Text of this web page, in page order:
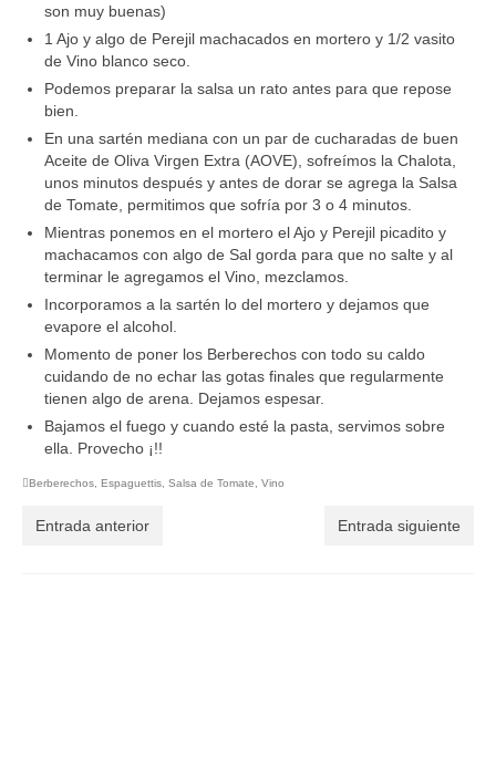
son muy buenas)
1 Ajo y algo de Perejil machacados en mortero y 1/2 vasito
de Vino blanco seco.
Podemos preparar la salsa un rato antes para que repose
bien.
En una sartén mediana con un par de cucharadas de buen
Aceite de Oliva Virgen Extra (AOVE), sofreímos la Chalota,
unos minutos después y antes de dorar se agrega la Salsa
de Tomate, permitimos que sofría por 3 o 4 minutos.
Mientras ponemos en el mortero el Ajo y Perejil picadito y
machacamos con algo de Sal gorda para que no salte y al
terminar le agregamos el Vino, mezclamos.
Incorporamos a la sartén lo del mortero y dejamos que
evapore el alcohol.
Momento de poner los Berberechos con todo su caldo
cuidando de no echar las gotas finales que regularmente
tienen algo de arena. Dejamos espesar.
Bajamos el fuego y cuando esté la pasta, servimos sobre
ella. Provecho ¡!!
Berberechos, Espaguettis, Salsa de Tomate, Vino
Entrada anterior Entrada siguiente